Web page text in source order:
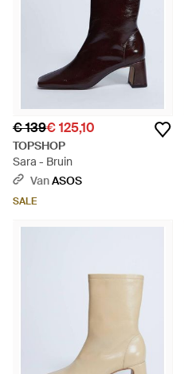
€ 139€ 125,10
TOPSHOP
Sara - Bruin
VanASOS
SALE